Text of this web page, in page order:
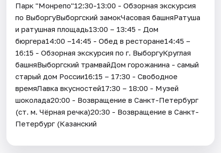
Парк "Монрепо"12:30-13:00 - Обзорная экскурсия
по ВыборгуВыборгский замокЧасовая башняРатуша
и ратушная площадь13:00 – 13:45 - Дом
бюргера14:00 –14:45 - Обед в ресторане14:45 –
16:15 - Обзорная экскурсия по г. ВыборгуКруглая
башняВыборгский трамвайДом горожанина - самый
старый дом России16:15 – 17:30 - Свободное
времяЛавка вкусностей17:30 – 18:00 - Музей
шоколада20:00 - Возвращение в Санкт-Петербург
(ст. м. Чёрная речка)20:30 - Возвращение в Санкт-
Петербург (Казанский